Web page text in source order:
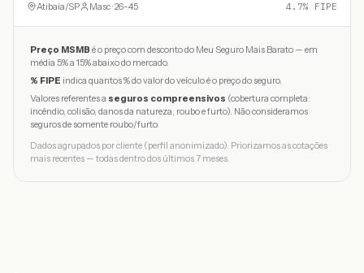
Atibaia/SP Masc · 26-45 4.7% FIPE
Preço MSMB é o preço com desconto do Meu Seguro Mais Barato — em
média 5% a 15% abaixo do mercado.
% FIPE indica quantos % do valor do veículo é o preço do seguro.
Valores referentes a seguros compreensivos (cobertura completa:
incêndio, colisão, danos da natureza, roubo e furto). Não consideramos
seguros de somente roubo/furto.
Dados agrupados por cliente (perfil anonimizado). Priorizamos as cotações
mais recentes — todas dentro dos últimos 7 meses.